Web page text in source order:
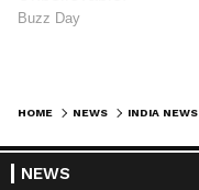
HOME NEWS INDIA NEWS
NEWS